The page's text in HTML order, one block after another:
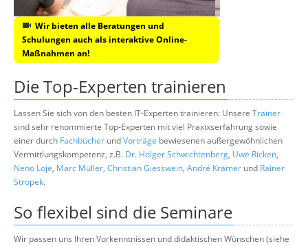
Wir bieten alle Beratungen und
Schulungen auch als interaktive Online-
Maßnahmen an!
Die Top-Experten trainieren
Lassen Sie sich von den besten IT-Experten trainieren: Unsere Trainer
sind sehr renommierte Top-Experten mit viel Praxixserfahrung sowie
einer durch Fachbücher undVorträge bewiesenen außergewöhnlichen
Vermittlungskompetenz, z.B. Dr. Holger Schwichtenberg, Uwe Ricken,
Neno Loje, Marc Müller, Christian Giesswein, André Krämer und Rainer
Stropek.
So flexibel sind die Seminare
Wir passen uns Ihren Vorkenntnissen und didaktischen Wünschen (siehe